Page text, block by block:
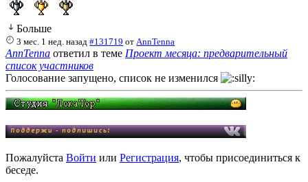
Больше
3 мес. 1 нед. назад #131719 от AnnTenna
AnnTenna ответил в теме Проект месяца: предварительный
список участников
Голосование запущено, список не изменился
Пожалуйста Войти или Регистрация, чтобы присоединиться к
беседе.